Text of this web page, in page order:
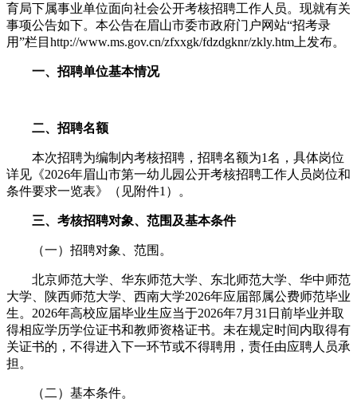
育局下属事业单位面向社会公开考核招聘工作人员。现就有关
事项公告如下。本公告在眉山市委市政府门户网站“招考录
用”栏目http://www.ms.gov.cn/zfxxgk/fdzdgknr/zkly.htm上发布。
一、招聘单位基本情况
二、招聘名额
本次招聘为编制内考核招聘，招聘名额为1名，具体岗位
详见《2026年眉山市第一幼儿园公开考核招聘工作人员岗位和
条件要求一览表》（见附件1）。
三、考核招聘对象、范围及基本条件
（一）招聘对象、范围。
北京师范大学、华东师范大学、东北师范大学、华中师范
大学、陕西师范大学、西南大学2026年应届部属公费师范毕业
生。2026年高校应届毕业生应当于2026年7月31日前毕业并取
得相应学历学位证书和教师资格证书。未在规定时间内取得有
关证书的，不得进入下一环节或不得聘用，责任由应聘人员承
担。
（二）基本条件。